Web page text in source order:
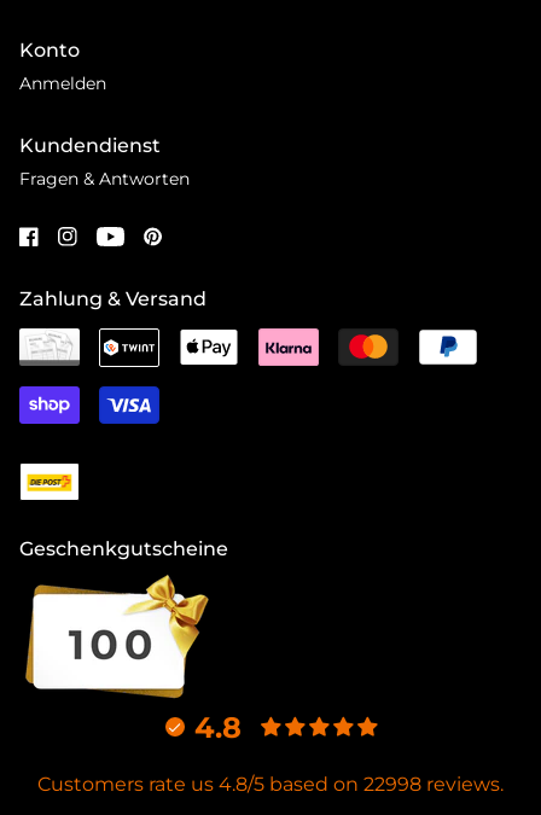
Konto
Anmelden
Kundendienst
Fragen & Antworten
Zahlung & Versand
Geschenkgutscheine
4.8
Customers rate us 4.8/5 based on 22998 reviews.